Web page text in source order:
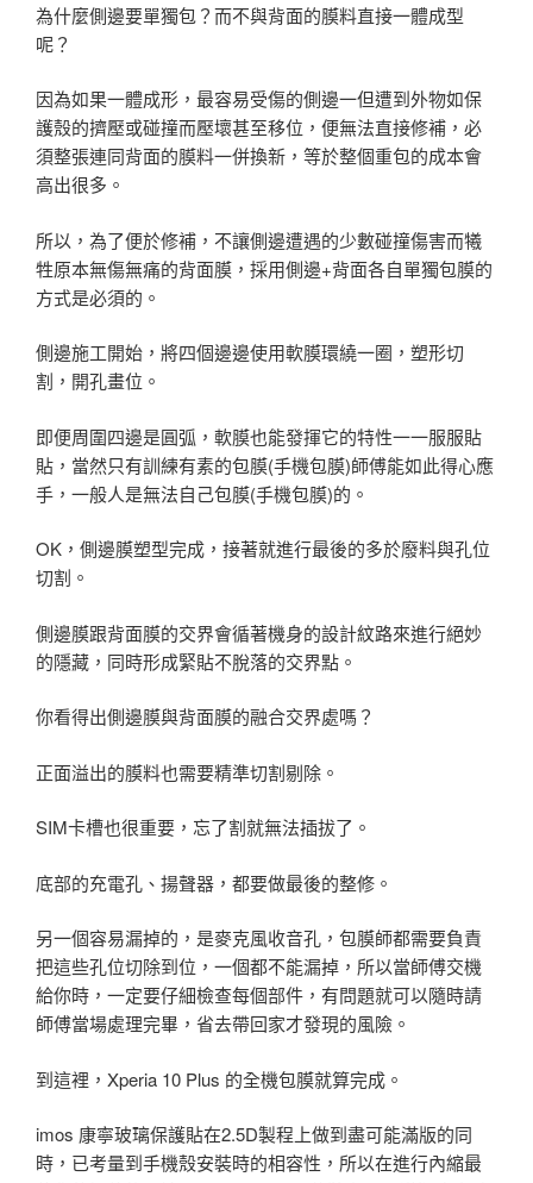
為什麼側邊要單獨包？而不與背面的膜料直接一體成型
呢？
因為如果一體成形，最容易受傷的側邊一但遭到外物如保
護殼的擠壓或碰撞而壓壞甚至移位，便無法直接修補，必
須整張連同背面的膜料一併換新，等於整個重包的成本會
高出很多。
所以，為了便於修補，不讓側邊遭遇的少數碰撞傷害而犧
牲原本無傷無痛的背面膜，採用側邊+背面各自單獨包膜的
方式是必須的。
側邊施工開始，將四個邊邊使用軟膜環繞一圈，塑形切
割，開孔畫位。
即便周圍四邊是圓弧，軟膜也能發揮它的特性一一服服貼
貼，當然只有訓練有素的包膜(手機包膜)師傅能如此得心應
手，一般人是無法自己包膜(手機包膜)的。
OK，側邊膜塑型完成，接著就進行最後的多於廢料與孔位
切割。
側邊膜跟背面膜的交界會循著機身的設計紋路來進行絕妙
的隱藏，同時形成緊貼不脫落的交界點。
你看得出側邊膜與背面膜的融合交界處嗎？
正面溢出的膜料也需要精準切割剔除。
SIM卡槽也很重要，忘了割就無法插拔了。
底部的充電孔、揚聲器，都要做最後的整修。
另一個容易漏掉的，是麥克風收音孔，包膜師都需要負責
把這些孔位切除到位，一個都不能漏掉，所以當師傅交機
給你時，一定要仔細檢查每個部件，有問題就可以隨時請
師傅當場處理完畢，省去帶回家才發現的風險。
到這裡，Xperia 10 Plus 的全機包膜就算完成。
imos 康寧玻璃保護貼在2.5D製程上做到盡可能滿版的同
時，已考量到手機殼安裝時的相容性，所以在進行內縮最